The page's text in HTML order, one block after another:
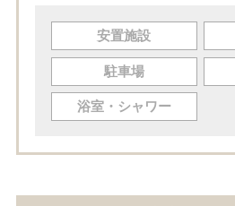
安置施設
駐車場
浴室・シャワー